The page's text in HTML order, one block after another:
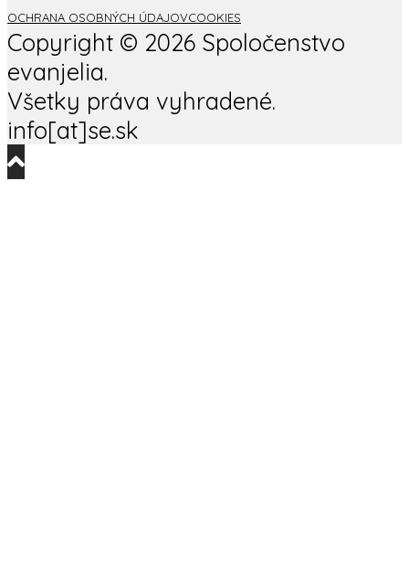
OCHRANA OSOBNÝCH ÚDAJOVCOOKIES
Copyright © 2026 Spoločenstvo
evanjelia.
Všetky práva vyhradené.
info[at]se.sk